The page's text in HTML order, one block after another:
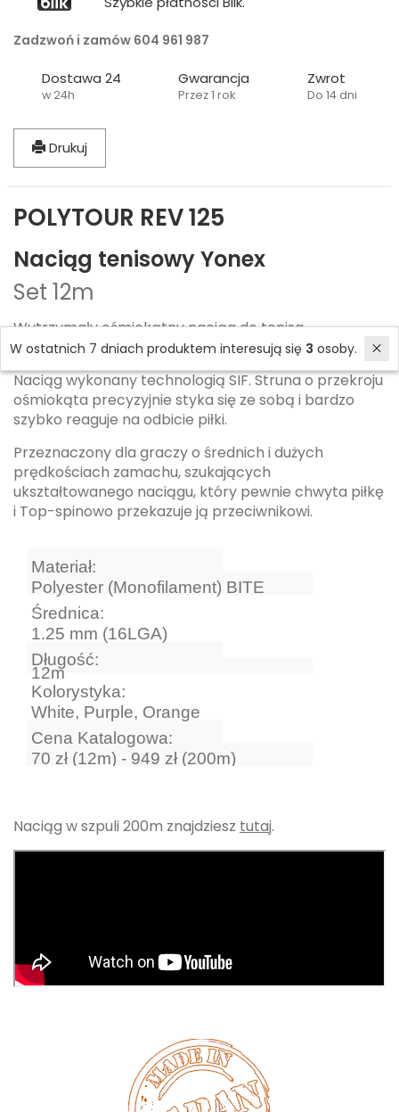
Zadzwoń i zamów 604 961 987
Dostawa 24
w 24h
Gwarancja
Przez 1 rok
Zwrot
Do 14 dni
Drukuj
POLYTOUR REV 125
Naciąg tenisowy Yonex
Set 12m
Wytrzymały ośmiokątny naciąg do tenisa
przeznaczony dla mocno uderzających graczy.
Naciąg wykonany technologią SIF. Struna o przekroju
ośmiokąta precyzyjnie styka się ze sobą i bardzo
szybko reaguje na odbicie piłki.
Przeznaczony dla graczy o średnich i dużych
prędkościach zamachu, szukających
ukształtowanego naciągu, który pewnie chwyta piłkę
i Top-spinowo przekazuje ją przeciwnikowi.
Materiał:
Polyester (Monofilament) BITE
Średnica:
1.25 mm (16LGA)
Długość:
12m
Kolorystyka:
White, Purple, Orange
Cena Katalogowa:
70 zł (12m) - 949 zł (200m)
Naciąg w szpuli 200m znajdziesz tutaj.
W ostatnich 7 dniach produktem interesują się 3 osoby.